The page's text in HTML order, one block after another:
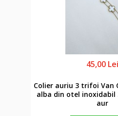
45,00 Lei
Colier auriu 3 trifoi Van
alba din otel inoxidabil
aur